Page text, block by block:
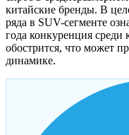
китайские бренды. В
ряда в SUV-сегменте
года конкуренция среди
обострится, что может
динамике.